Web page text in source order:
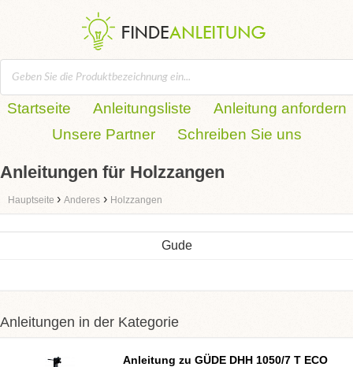
Startseite Anleitungsliste
Anleitung anfordern
Unsere Partner
Schreiben Sie uns
Anleitungen für Holzzangen
Hauptseite › Anderes › Holzzangen
Gude
Anleitungen in der Kategorie
Anleitung zu GÜDE DHH 1050/7 T ECO